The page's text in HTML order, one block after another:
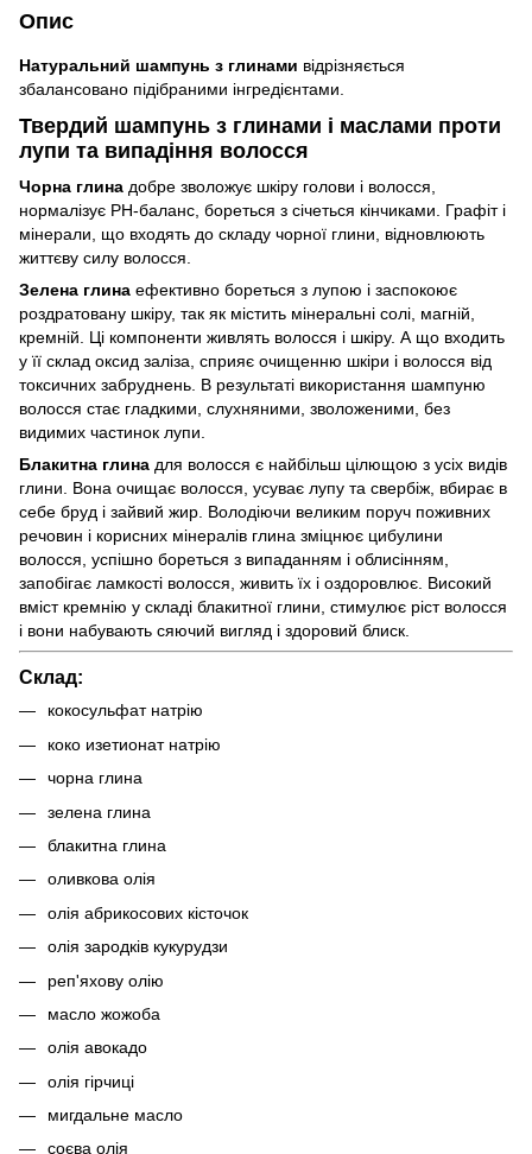
Опис
Натуральний шампунь з глинами відрізняється
збалансовано підібраними інгредієнтами.
Твердий шампунь з глинами і маслами проти
лупи та випадіння волосся
Чорна глина добре зволожує шкіру голови і волосся,
нормалізує РН-баланс, бореться з січеться кінчиками. Графіт і
мінерали, що входять до складу чорної глини, відновлюють
життєву силу волосся.
Зелена глина ефективно бореться з лупою і заспокоює
роздратовану шкіру, так як містить мінеральні солі, магній,
кремній. Ці компоненти живлять волосся і шкіру. А що входить
у її склад оксид заліза, сприяє очищенню шкіри і волосся від
токсичних забруднень. В результаті використання шампуню
волосся стає гладкими, слухняними, зволоженими, без
видимих частинок лупи.
Блакитна глина для волосся є найбільш цілющою з усіх видів
глини. Вона очищає волосся, усуває лупу та свербіж, вбирає в
себе бруд і зайвий жир. Володіючи великим поруч поживних
речовин і корисних мінералів глина зміцнює цибулини
волосся, успішно бореться з випаданням і облисінням,
запобігає ламкості волосся, живить їх і оздоровлює. Високий
вміст кремнію у складі блакитної глини, стимулює ріст волосся
і вони набувають сяючий вигляд і здоровий блиск.
Склад:
кокосульфат натрію
коко изетионат натрію
чорна глина
зелена глина
блакитна глина
оливкова олія
олія абрикосових кісточок
олія зародків кукурудзи
реп'яхову олію
масло жожоба
олія авокадо
олія гірчиці
мигдальне масло
соєва олія